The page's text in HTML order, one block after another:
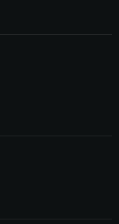
possono